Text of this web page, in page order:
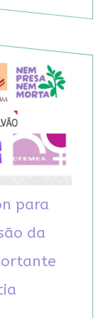
para
da